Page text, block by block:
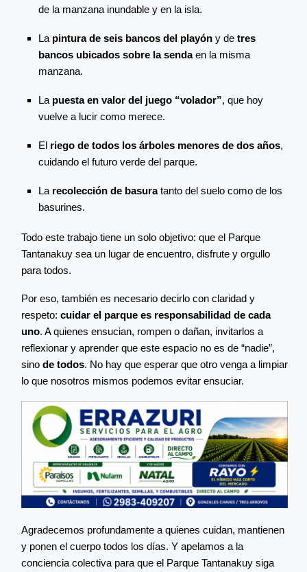
de la manzana inundable y en la isla.
La pintura de seis bancos del playón y de tres
bancos ubicados sobre la sendaen la misma
manzana.
La puesta en valor del juego “volador”, que hoy
vuelve a lucir como merece.
El riego de todos los árboles menores de dos años,
cuidando el futuro verde del parque.
La recolección de basuratanto del suelo como de los
basurines.
Todo este trabajo tiene un solo objetivo: que el Parque
Tantanakuy sea un lugar de encuentro, disfrute y orgullo
para todos.
Por eso, también es necesario decirlo con claridad y
respeto: cuidar el parque es responsabilidad de cada
uno. A quienes ensucian, rompen o dañan, invitarlos a
reflexionar y aprender que este espacio no es de “nadie”,
sino de todos. No hay que esperar que otro venga a limpiar
lo que nosotros mismos podemos evitar ensuciar.
Agradecemos profundamente a quienes cuidan, mantienen
y ponen el cuerpo todos los días. Y apelamos a la
conciencia colectiva para que el Parque Tantanakuy siga